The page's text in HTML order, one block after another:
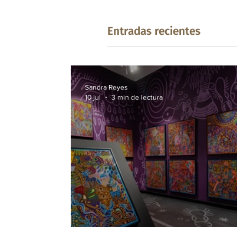
Entradas recientes
Sandra Reyes
10 jul
3 min de lectura